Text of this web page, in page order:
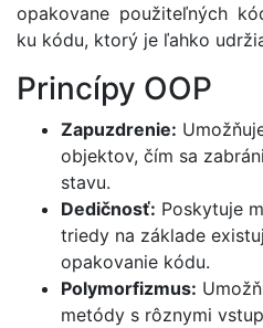
opakovane použiteľných
ku kódu, ktorý je ľahko
Princípy OOP
Zapuzdrenie:
objektov, čím sa
stavu.
Dedičnosť: Poskytuje
triedy na základe
opakovanie kódu.
Polymorfizmus:
metódy s rôznymi